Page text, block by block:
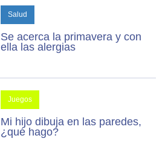
Salud
Se acerca la primavera y con
ella las alergias
Juegos
Mi hijo dibuja en las paredes,
¿qué hago?